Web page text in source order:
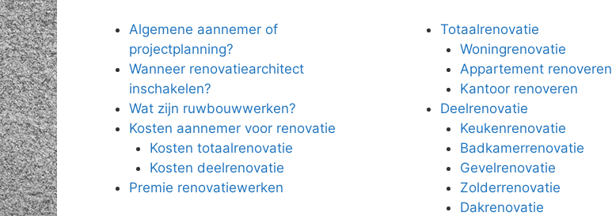
Algemene aannemer of
projectplanning?
Wanneer renovatiearchitect
inschakelen?
Wat zijn ruwbouwwerken?
Kosten aannemer voor renovatie
Kosten totaalrenovatie
Kosten deelrenovatie
Premie renovatiewerken
Totaalrenovatie
Woningrenovatie
Appartement renoveren
Kantoor renoveren
Deelrenovatie
Keukenrenovatie
Badkamerrenovatie
Gevelrenovatie
Zolderrenovatie
Dakrenovatie